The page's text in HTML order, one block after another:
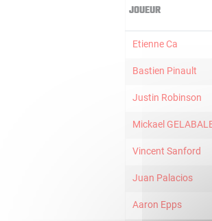
JOUEUR
Etienne Ca
Bastien Pinault
Justin Robinson
Mickael
Vincent Sanford
Juan Palacios
Aaron Epps